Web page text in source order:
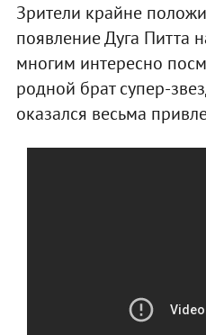
Зрители крайне
появление Дуга Питта
многим интересно
родной брат супер-
оказался весьма